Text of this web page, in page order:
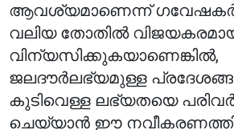
ആവശ്യമാണെന്ന്
വലിയ തോതിൽ
വിന്യസിക്കുകയാണെങ്കിൽ,
ജലദൗർലഭ്യമുള്ള
കുടിവെള്ള ലഭ്യതയെ
ചെയ്യാൻ ഈ